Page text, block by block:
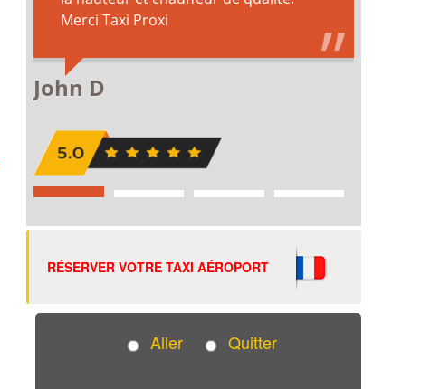
RÉSERVER VOTRE TAXI AÉROPORT
Aller Quitter